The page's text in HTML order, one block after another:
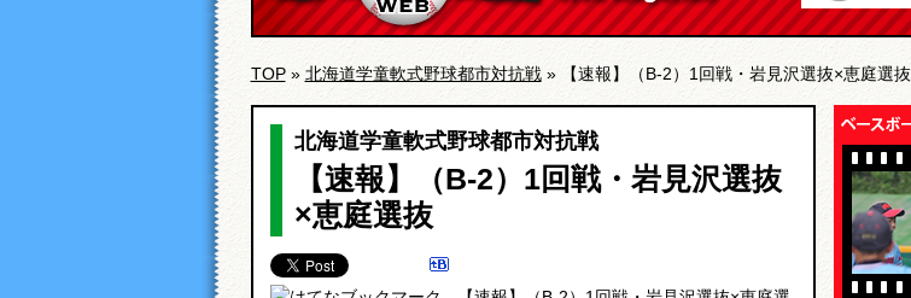
TOP » 北海道学童軟式野球都市対抗戦» 【速報】（B-2）1回戦・岩見沢選抜×恵庭選抜
北海道学童軟式野球都市対抗戦
【速報】（B-2）1回戦・岩見沢選抜
×恵庭選抜